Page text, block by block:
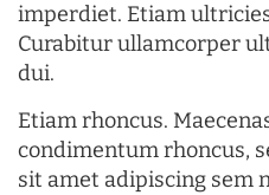
imperdiet. Etiam
Curabitur ullamcorper
dui.
Etiam rhoncus.
condimentum rhoncus,
sit amet adipiscing sem